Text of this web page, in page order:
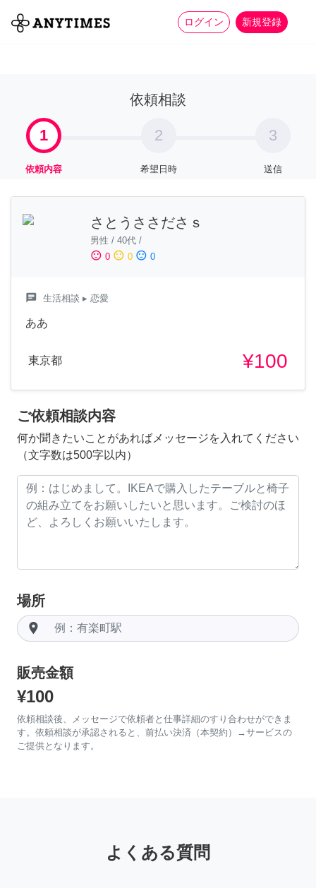
ログイン 新規登録
全て 家事 more_horiz
依頼相談
1
依頼内容
2
希望日時
3
送信
さとうささださｓ
男性 / 40代 /
sentiment_satisfied 0 sentiment_neutral 0 sentiment_dissatisfied 0
chat 生活相談 ▸ 恋愛
ああ
東京都 ¥100
ご依頼相談内容
何か聞きたいことがあればメッセージを入れてください
（文字数は500字以内）
場所
room
販売金額
¥100
依頼相談後、メッセージで依頼者と仕事詳細のすり合わせができま
す。依頼相談が承認されると、前払い決済（本契約）→サービスの
ご提供となります。
よくある質問